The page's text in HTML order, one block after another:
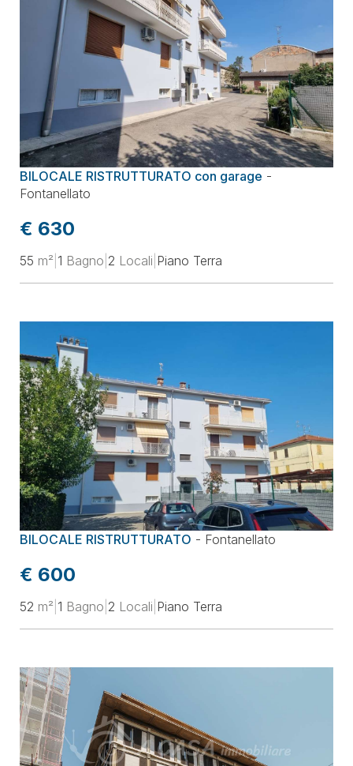
BILOCALE RISTRUTTURATO con garage -
Fontanellato
€ 630
55 m² 1 Bagno 2 Locali Piano Terra
BILOCALE RISTRUTTURATO - Fontanellato
€ 600
52 m² 1 Bagno 2 Locali Piano Terra